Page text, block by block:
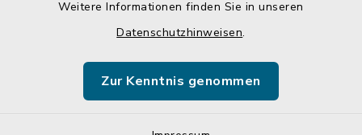
Weitere Informationen finden Sie in unseren
Datenschutzhinweisen.
Zur Kenntnis genommen
Barrierefreiheit